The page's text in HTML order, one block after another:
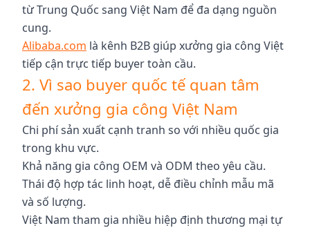
từ Trung Quốc sang Việt Nam để đa dạng nguồn
cung.
Alibaba.com là kênh B2B giúp xưởng gia công Việt
tiếp cận trực tiếp buyer toàn cầu.
2. Vì sao buyer quốc tế quan tâm
đến xưởng gia công Việt Nam
Chi phí sản xuất cạnh tranh so với nhiều quốc gia
trong khu vực.
Khả năng gia công OEM và ODM theo yêu cầu.
Thái độ hợp tác linh hoạt, dễ điều chỉnh mẫu mã
và số lượng.
Việt Nam tham gia nhiều hiệp định thương mại tự